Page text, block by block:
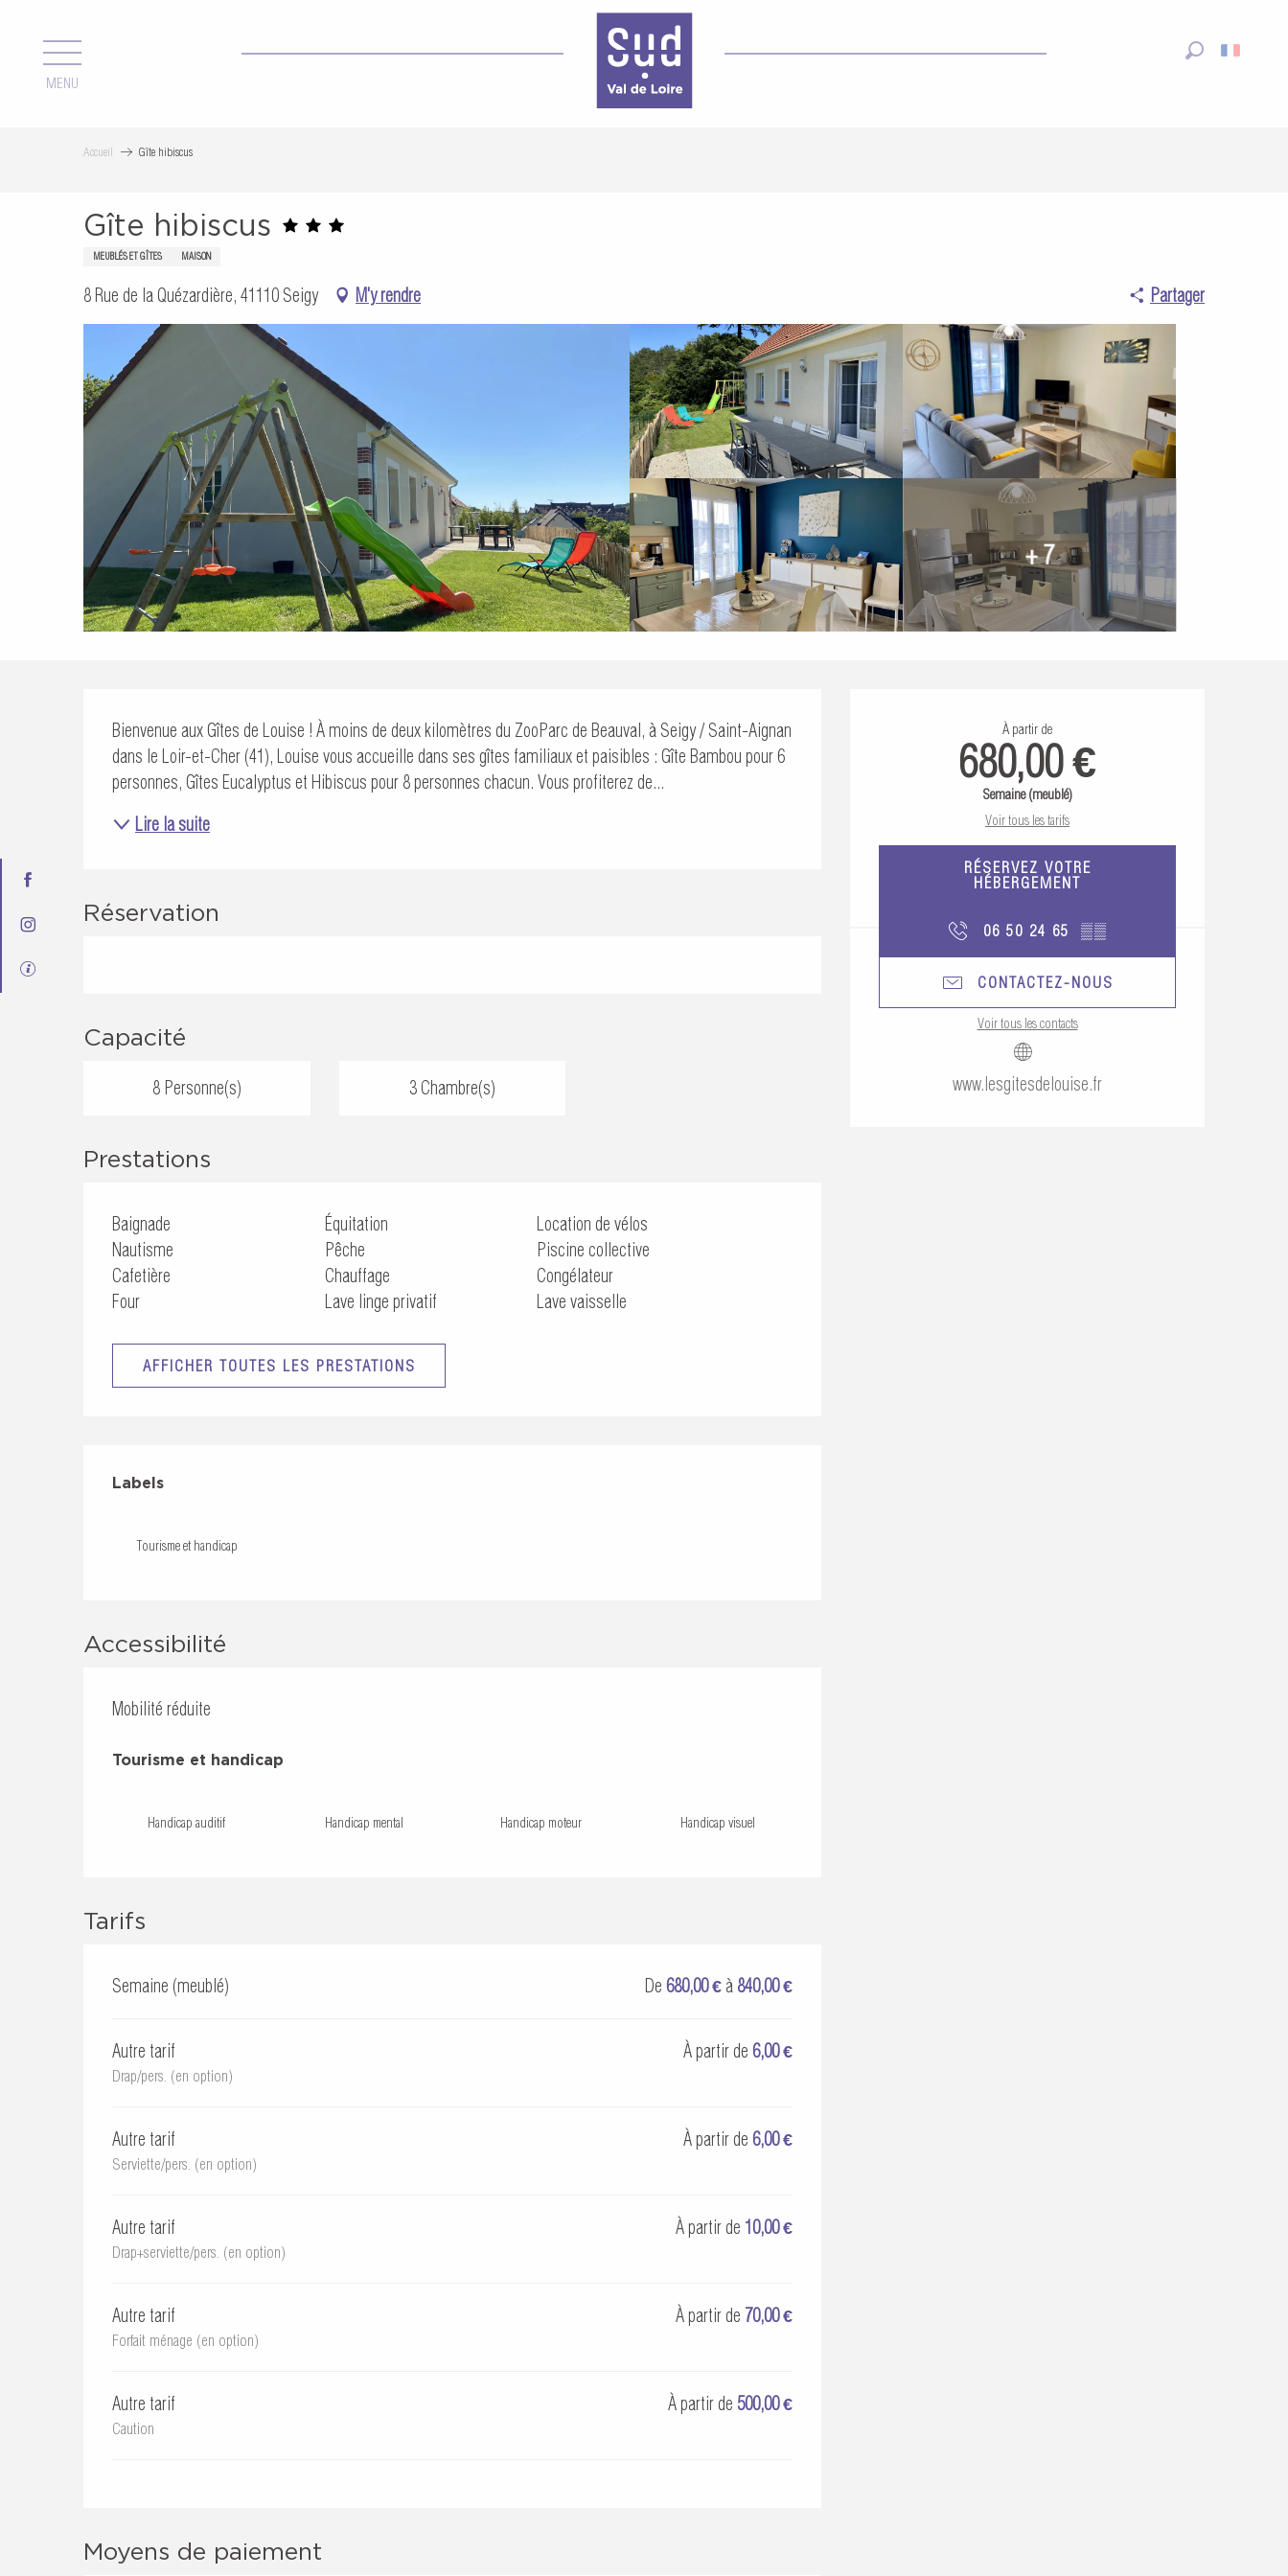
contenu
principalMENU
Accueil Gîte hibiscus
Gîte hibiscus
MEUBLÉS ET GÎTES MAISON
8 Rue de la Quézardière, 41110 Seigy M'y rendre Partager
+ 7
Ouverture et
À partir de
680,00 €
Semaine (meublé)
Voir tous les tarifs
RÉSERVEZ VOTRE
HÉBERGEMENT
06 50 24 65 ▒▒
CONTACTEZ-NOUS
Voir tous les contacts
www.lesgitesdelouise.fr
Description
Bienvenue aux Gîtes de Louise ! À moins de deux kilomètres du ZooParc de Beauval, à Seigy / Saint-Aignan
dans le Loir-et-Cher (41), Louise vous accueille dans ses gîtes familiaux et paisibles : Gîte Bambou pour 6
personnes, Gîtes Eucalyptus et Hibiscus pour 8 personnes chacun. Vous profiterez de...
Lire la suite
Réservation
Capacité
8 Personne(s) 3 Chambre(s)
Prestations
Baignade Équitation
Location de vélos
Nautisme
Pêche
Piscine collective
Cafetière
Chauffage
Congélateur
Four
Lave linge privatif Lave vaisselle
AFFICHER TOUTES LES PRESTATIONS
Offres de prestations
Labels
Labels
Tourisme et handicap
Accessibilité
Mobilité réduite
Tourisme et handicap
Tourisme et handicap
Handicap auditif Handicap mental Handicap moteur Handicap visuel
Tarifs
Semaine (meublé) De 680,00 € à 840,00 €
Autre tarif
Drap/pers. (en option)
À partir de 6,00 €
Autre tarif
Serviette/pers. (en option)
À partir de 6,00 €
Autre tarif
Drap+serviette/pers. (en option)
À partir de 10,00 €
Autre tarif
Forfait ménage (en option)
À partir de 70,00 €
Autre tarif
Caution
À partir de 500,00 €
Moyens de paiement